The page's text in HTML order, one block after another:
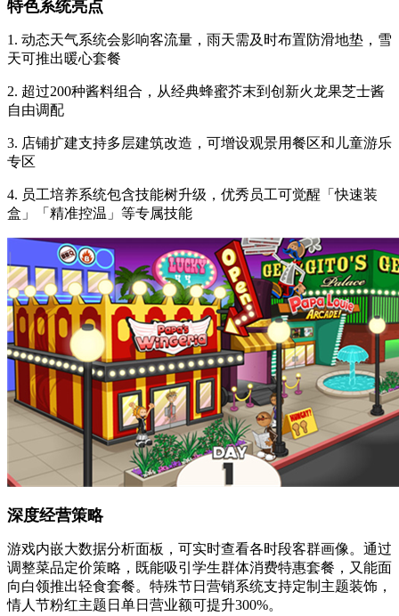
特色系统亮点
1. 动态天气系统会影响客流量，雨天需及时布置防滑地垫，雪
天可推出暖心套餐
2. 超过200种酱料组合，从经典蜂蜜芥末到创新火龙果芝士酱
自由调配
3. 店铺扩建支持多层建筑改造，可增设观景用餐区和儿童游乐
专区
4. 员工培养系统包含技能树升级，优秀员工可觉醒「快速装
盒」「精准控温」等专属技能
深度经营策略
游戏内嵌大数据分析面板，可实时查看各时段客群画像。通过
调整菜品定价策略，既能吸引学生群体消费特惠套餐，又能面
向白领推出轻食套餐。特殊节日营销系统支持定制主题装饰，
情人节粉红主题日单日营业额可提升300%。